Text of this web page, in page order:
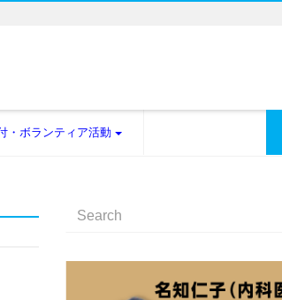
・ボランティア活動